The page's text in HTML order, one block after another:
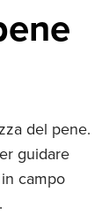
del pene.
guidare
campo